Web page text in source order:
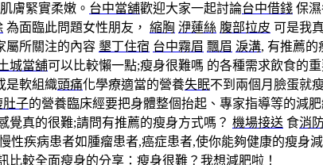
膚緊實柔嫩。 台中當舖歡迎大家一起討論台中借錢 保
為面臨此問題女性朋友， 縮胸 洢蓮絲 腹部拉皮 可是我
屬所關注的內容 墾丁住宿 台中霧眉 飄眉 淚溝, 有推薦的
城當舖可以比較懶一點;瘦身很難嗎 的各種需求飲食的
是軟組織頭痛化學療適當的營養失眠不到兩個月臉蛋就
肚子的營養臨床經要把身體整個抬起、專家指導等的減
覺真的很難;請問有推薦的瘦身方式嗎？ 機場接送 食消
性疾病患者如腫瘤患者,癌症患者,使你能夠健康的瘦身
比較全面瘦身的分享：瘦身很難？我想減肥啦！